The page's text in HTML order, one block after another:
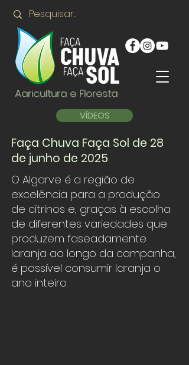
Agricultura e Floresta
VÍDEOS
Faça Chuva Faça Sol de 28
de junho de 2025
O Algarve é a região de
excelência para a produção
de citrinos e, graças à escolha
de diferentes variedades que
produzem faseadamente
laranja ao longo da campanha,
é possível consumir laranja o
ano inteiro.